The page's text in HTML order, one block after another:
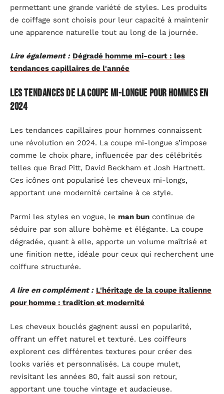
permettant une grande variété de styles. Les produits
de coiffage sont choisis pour leur capacité à maintenir
une apparence naturelle tout au long de la journée.
Lire également : Dégradé homme mi-court : les
tendances capillaires de l'année
Les tendances de la coupe mi-longue pour hommes en
2024
Les tendances capillaires pour hommes connaissent
une révolution en 2024. La coupe mi-longue s’impose
comme le choix phare, influencée par des célébrités
telles que Brad Pitt, David Beckham et Josh Hartnett.
Ces icônes ont popularisé les cheveux mi-longs,
apportant une modernité certaine à ce style.
Parmi les styles en vogue, le man bun continue de
séduire par son allure bohème et élégante. La coupe
dégradée, quant à elle, apporte un volume maîtrisé et
une finition nette, idéale pour ceux qui recherchent une
coiffure structurée.
A lire en complément : L'héritage de la coupe italienne
pour homme : tradition et modernité
Les cheveux bouclés gagnent aussi en popularité,
offrant un effet naturel et texturé. Les coiffeurs
explorent ces différentes textures pour créer des
looks variés et personnalisés. La coupe mulet,
revisitant les années 80, fait aussi son retour,
apportant une touche vintage et audacieuse.